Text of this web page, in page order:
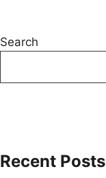
Search
Recent Posts